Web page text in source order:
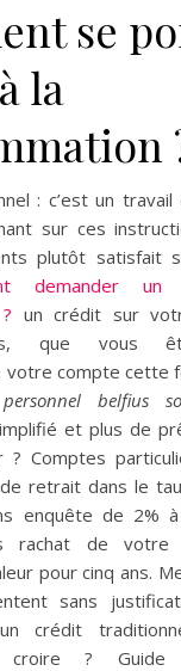
se
la
sur ces
plutôt satisfait
demander
un crédit sur
que vous
votre compte cette
belfius
et plus de
Comptes
retrait dans le
enquête de 2%
rachat de votre
pour cinq ans.
sans
crédit
croire ?